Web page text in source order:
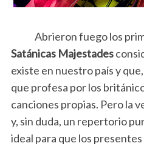
Abrieron fuego los
Satánicas Majestades
existe en nuestro país y
que profesa por los
canciones propias. Pero la
y, sin duda, un repertorio
ideal para que los presentes